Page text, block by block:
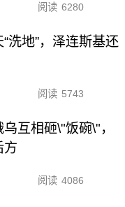
阅读 6280
洗地”，泽连斯基还
阅读 5743
互相砸\"饭碗\"，
方
阅读 4086